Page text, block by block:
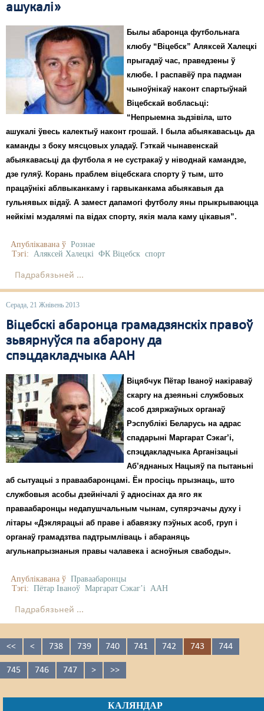
ашукалі»
Былы абаронца футбольнага
клюбу “Віцебск” Аляксей Халецкі
прыгадаў час, праведзены ў
клюбе. І распавёў пра падман
чыноўнікаў наконт спартыўнай
Віцебскай вобласьці:
“Непрыемна зьдзівіла, што
ашукалі ўвесь калектыў наконт грошай. І была абыякавасьць да
каманды з боку мясцовых уладаў. Гэткай чынавенскай
абыякавасьці да футбола я не сустракаў у ніводнай камандзе,
дзе гуляў. Корань праблем віцебскага спорту ў тым, што
працаўнікі аблвыканкаму і гарвыканкама абыякавыя да
гульнявых відаў. А замест дапамогі футболу яны прыкрываюцца
нейкімі мэдалямі па відах спорту, якія мала каму цікавыя”.
Апублікавана ў Рознае
Тэгі: Аляксей Халецкі ФК Віцебск спорт
Падрабязьней ...
Серада, 21 Жнівень 2013
Віцебскі абаронца грамадзянскіх правоў
зьвярнуўся па абарону да
спэцдакладчыка ААН
Віцябчук Пётар Іваноў накіраваў
скаргу на дзеяньні службовых
асоб дзяржаўных органаў
Рэспублікі Беларусь на адрас
спадарыні Маргарат Сэкаг’і,
спэцдакладчыка Арганізацыі
Аб’яднаных Нацыяў па пытаньні
аб сытуацыі з праваабаронцамі. Ён просіць прызнаць, што
службовыя асобы дзейнічалі ў адносінах да яго як
праваабаронцы недапушчальным чынам, супярэчачы духу і
літары «Дэклярацыі аб праве і абавязку пэўных асоб, груп і
органаў грамадзтва падтрымліваць і абараняць
агульнапрызнаныя правы чалавека і асноўныя свабоды».
Апублікавана ў Праваабаронцы
Тэгі: Пётар Іваноў Маргарат Сэкаг’і ААН
Падрабязьней ...
<< < 738 739 740 741 742 743 744
745 746 747 > >>
КАЛЯНДАР